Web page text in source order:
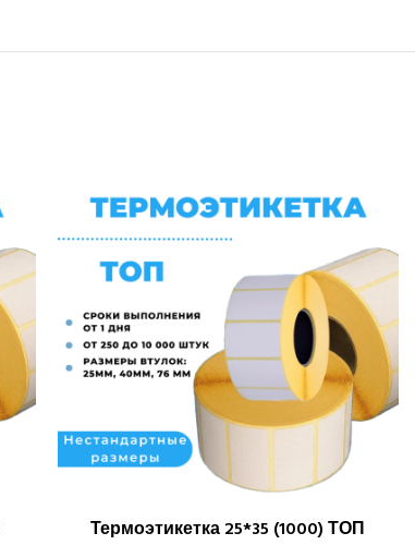
ПОДРОБНЕЕ
Термоэтикетка 25*35 (1000) ТОП